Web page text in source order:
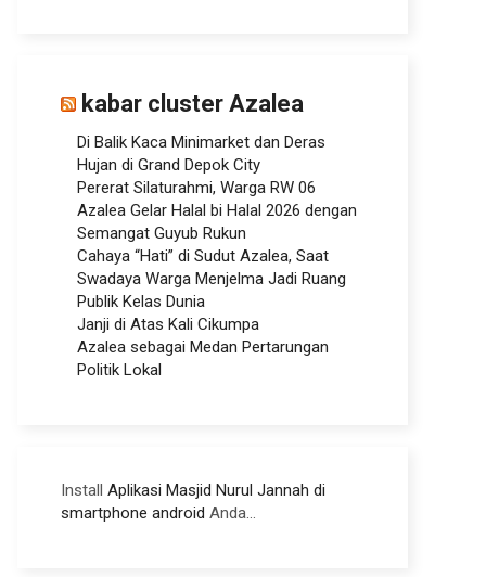
kabar cluster Azalea
Di Balik Kaca Minimarket dan Deras
Hujan di Grand Depok City
Pererat Silaturahmi, Warga RW 06
Azalea Gelar Halal bi Halal 2026 dengan
Semangat Guyub Rukun
Cahaya “Hati” di Sudut Azalea, Saat
Swadaya Warga Menjelma Jadi Ruang
Publik Kelas Dunia
Janji di Atas Kali Cikumpa
Azalea sebagai Medan Pertarungan
Politik Lokal
Install Aplikasi Masjid Nurul Jannah di
smartphone android Anda...